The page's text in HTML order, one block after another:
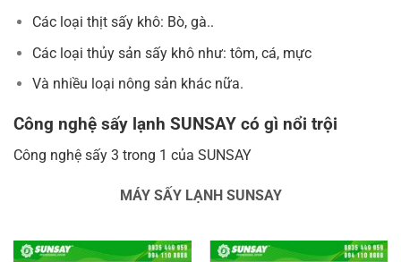
Các loại thịt sấy khô: Bò, gà..
Các loại thủy sản sấy khô như: tôm, cá, mực
Và nhiều loại nông sản khác nữa.
Công nghệ sấy lạnh SUNSAY có gì nổi trội
Công nghệ sấy 3 trong 1 của SUNSAY
MÁY SẤY LẠNH SUNSAY